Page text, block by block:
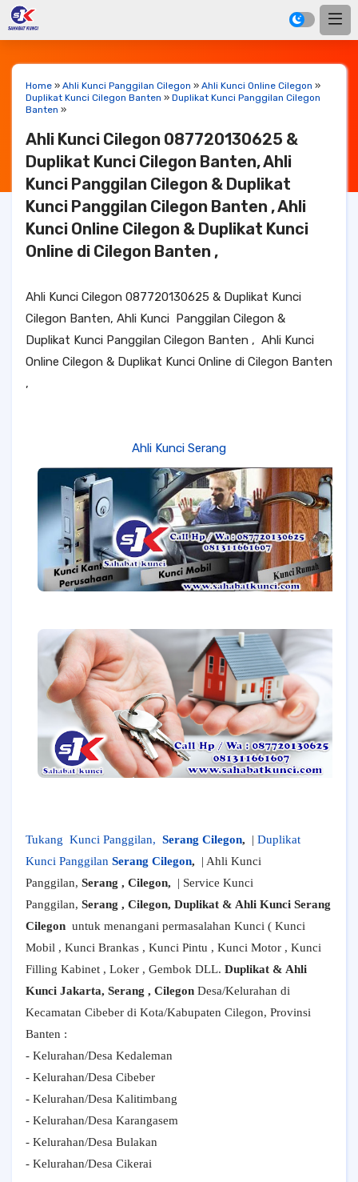
Home » Ahli Kunci Panggilan Cilegon » Ahli Kunci Online Cilegon »
Duplikat Kunci Cilegon Banten » Duplikat Kunci Panggilan Cilegon
Banten »
Ahli Kunci Cilegon 087720130625 &
Duplikat Kunci Cilegon Banten, Ahli
Kunci Panggilan Cilegon & Duplikat
Kunci Panggilan Cilegon Banten , Ahli
Kunci Online Cilegon & Duplikat Kunci
Online di Cilegon Banten ,
Ahli Kunci Cilegon 087720130625 & Duplikat Kunci
Cilegon Banten, Ahli Kunci Panggilan Cilegon &
Duplikat Kunci Panggilan Cilegon Banten , Ahli Kunci
Online Cilegon & Duplikat Kunci Online di Cilegon Banten
,
Ahli Kunci Serang
Tukang Kunci Panggilan, Serang Cilegon, | Duplikat
Kunci Panggilan Serang Cilegon,
| Ahli Kunci
Panggilan, Serang , Cilegon,
| Service Kunci
Panggilan, Serang , Cilegon, Duplikat & Ahli Kunci Serang
Cilegon untuk menangani permasalahan Kunci ( Kunci
Mobil , Kunci Brankas , Kunci Pintu , Kunci Motor , Kunci
Filling Kabinet , Loker , Gembok DLL. Duplikat & Ahli
Kunci Jakarta, Serang , Cilegon Desa/Kelurahan di
Kecamatan Cibeber di Kota/Kabupaten Cilegon, Provinsi
Banten :
- Kelurahan/Desa Kedaleman
- Kelurahan/Desa Cibeber
- Kelurahan/Desa Kalitimbang
- Kelurahan/Desa Karangasem
- Kelurahan/Desa Bulakan
- Kelurahan/Desa Cikerai